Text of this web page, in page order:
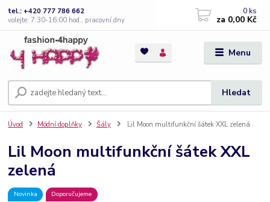
Menu
Hledat
tel.: +420 777 786 662
volejte: 7:30-16:00 hod., pracovní dny
0 ks
za 0,00 Kč
Úvod Módní doplňky Šály Lil Moon multifunkční šátek XXL zelená
Lil Moon multifunkční šátek XXL
zelená
Novinka Doporučujeme